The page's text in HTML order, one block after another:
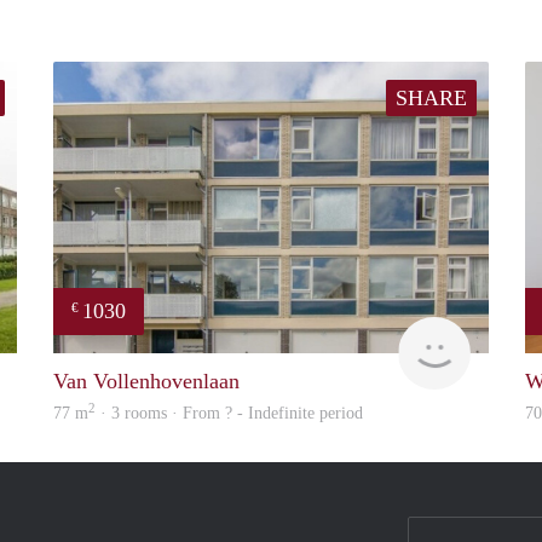
finder
SHARE
€ 1030
Woning
Van Vollenhovenlaan
77 m2 · 3 rooms · From ? - Indefinite period